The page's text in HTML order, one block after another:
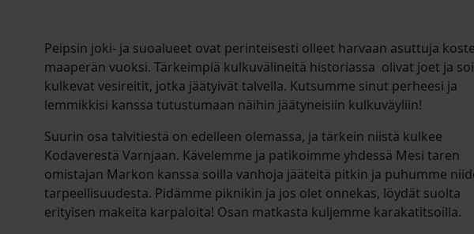
Peipsin joki- ja suoalueet ovat perinteisesti olleet harvaan asuttuja
maaperän vuoksi. Tärkeimpiä kulkuvälineitä historiassa olivat joet ja
kulkevat vesireitit, jotka jäätyivät talvella. Kutsumme sinut perheesi ja
lemmikkisi kanssa tutustumaan näihin jäätyneisiin kulkuväyliin!
Suurin osa talvitiestä on edelleen olemassa, ja tärkein niistä kulkee
Kodaverestä Varnjaan. Kävelemme ja patikoimme yhdessä Mesi taren
omistajan Markon kanssa soilla vanhoja jääteitä pitkin ja puhumme
tarpeellisuudesta. Pidämme piknikin ja jos olet onnekas, löydät suolta
erityisen makeita karpaloita! Osan matkasta kuljemme karakatitsoilla.